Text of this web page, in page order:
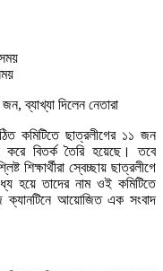
কমিটিতে ছাত্রলীগের ১১ জন
বিতর্ক তৈরি হয়েছে। তবে
স্বেচ্ছায় ছাত্রলীগে
হয়ে তাদের নাম ওই কমিটিতে
ক্যানটিনে আয়োজিত এক সংবাদ